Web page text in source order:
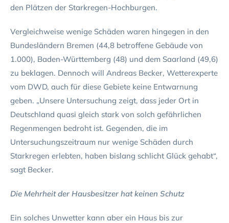
den Plätzen der Starkregen-Hochburgen.
Vergleichweise wenige Schäden waren hingegen in den
Bundesländern Bremen (44,8 betroffene Gebäude von
1.000), Baden-Württemberg (48) und dem Saarland (49,6)
zu beklagen. Dennoch will Andreas Becker, Wetterexperte
vom DWD, auch für diese Gebiete keine Entwarnung
geben. „Unsere Untersuchung zeigt, dass jeder Ort in
Deutschland quasi gleich stark von solch gefährlichen
Regenmengen bedroht ist. Gegenden, die im
Untersuchungszeitraum nur wenige Schäden durch
Starkregen erlebten, haben bislang schlicht Glück gehabt“,
sagt Becker.
Die Mehrheit der Hausbesitzer hat keinen Schutz
Ein solches Unwetter kann aber ein Haus bis zur